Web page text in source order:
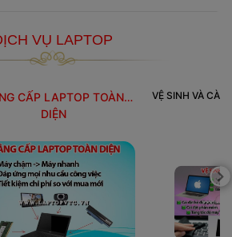
VỤ LAPTOP
CẤP LAPTOP TOÀN
DIỆN
VỆ SINH VÀ CÀI